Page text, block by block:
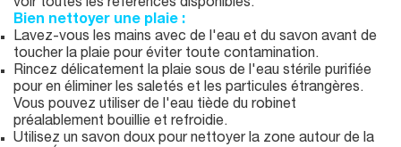
voir toutes les références disponibles.
Bien nettoyer une plaie :
Lavez-vous les mains avec de l'eau et du savon avant de
toucher la plaie pour éviter toute contamination.
Rincez délicatement la plaie sous de l'eau stérile purifiée
pour en éliminer les saletés et les particules étrangères.
Vous pouvez utiliser de l'eau tiède du robinet
préalablement bouillie et refroidie.
Utilisez un savon doux pour nettoyer la zone autour de la